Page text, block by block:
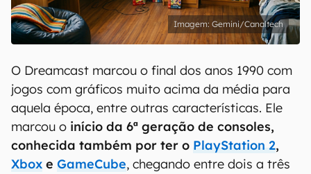
Gemini/Canaltech
O Dreamcast marcou o final dos anos 1990 com
jogos com gráficos muito acima da média para
aquela época, entre outras características. Ele
marcou o início da 6ª geração de consoles,
conhecida também por ter o PlayStation 2,
Xbox e GameCube, chegando entre dois a três